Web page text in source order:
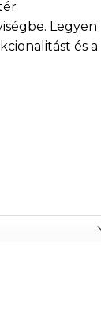
Legyen
és a